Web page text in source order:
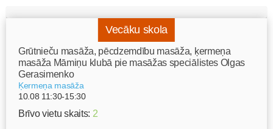
Vecāku skola
Grūtnieču masāža, pēcdzemdību masāža, ķermeņa
masāža Māmiņu klubā pie masāžas speciālistes Olgas
Gerasimenko
Ķermeņa masāža
10.08 11:30-15:30
Brīvo vietu skaits: 2